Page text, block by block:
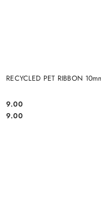
RECYCLED PET RIBBON
Cena:
9.00
Cena:
9.00